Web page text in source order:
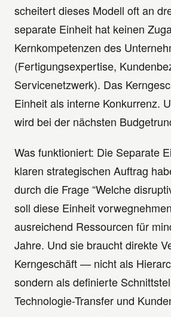
scheitert dieses Modell oft an
separate Einheit hat keinen
Kernkompetenzen des
(Fertigungsexpertise,
Servicenetzwerk). Das
Einheit als interne Konkurrenz.
wird bei der nächsten
Was funktioniert: Die Separate
klaren strategischen Auftrag
durch die Frage “Welche
soll diese Einheit
ausreichend Ressourcen für
Jahre. Und sie braucht direkte
Kerngeschäft — nicht als
sondern als definierte
Technologie-Transfer und